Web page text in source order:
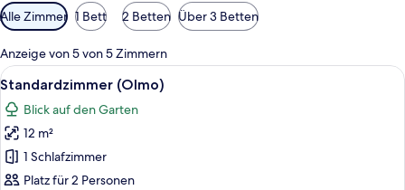
Verfügbare
Filter
für
Zimmer
Alle Zimmer 1 Bett 2 Betten Über 3 Betten
Anzeige von 5 von 5 Zimmern
Alle
Fotos
für
Standardzimmer
(Olmo)
anzeigen
Ein ordentlich eingerichtetes
6
Standardzimmer (Olmo)
Blick auf den Garten
12 m²
1 Schlafzimmer
Platz für 2 Personen